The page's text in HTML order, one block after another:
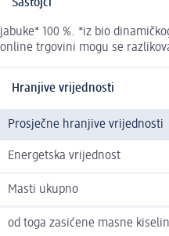
Sastojci
jabuke* 100 %. *iz bio
online trgovini mogu se
Hranjive vrijednosti
Prosječne hranjive vrijednosti
Energetska vrijednost
Masti ukupno
od toga zasićene masne